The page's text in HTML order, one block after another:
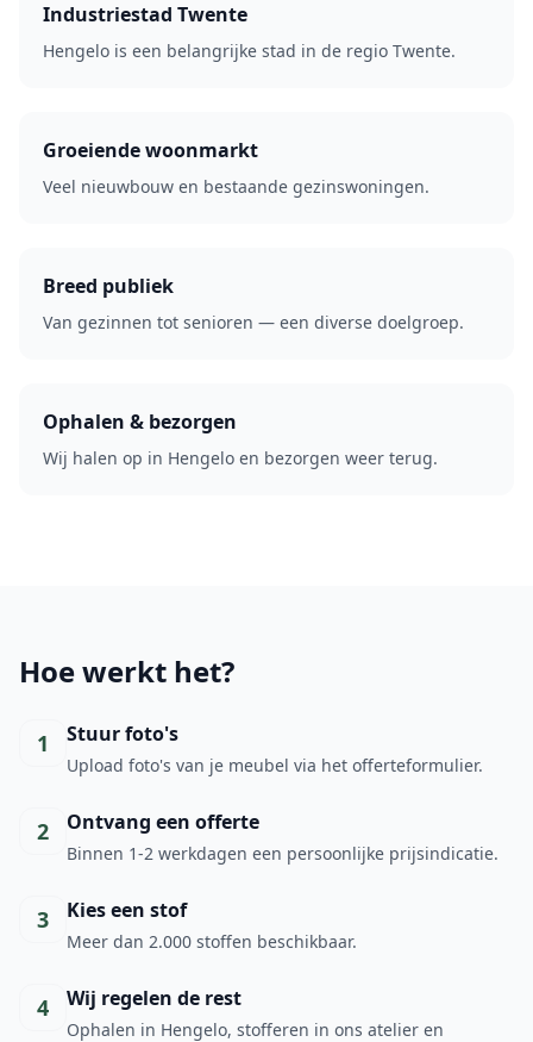
Industriestad Twente
Hengelo is een belangrijke stad in de regio Twente.
Groeiende woonmarkt
Veel nieuwbouw en bestaande gezinswoningen.
Breed publiek
Van gezinnen tot senioren — een diverse doelgroep.
Ophalen & bezorgen
Wij halen op in Hengelo en bezorgen weer terug.
Hoe werkt het?
1 Stuur foto's
Upload foto's van je meubel via het offerteformulier.
2 Ontvang een offerte
Binnen 1-2 werkdagen een persoonlijke prijsindicatie.
3 Kies een stof
Meer dan 2.000 stoffen beschikbaar.
4 Wij regelen de rest
Ophalen in Hengelo, stofferen in ons atelier en